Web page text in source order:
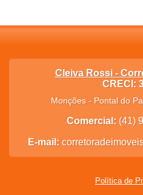
Cleiva Rossi -
CRECI:
Monções- Pontal do
Comercial: (41)
E-mail:
Política de